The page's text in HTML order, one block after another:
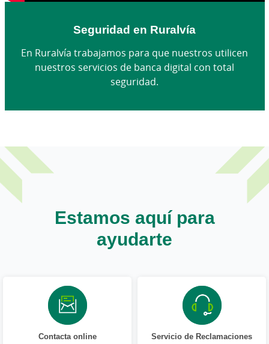
Seguridad en Ruralvía
En Ruralvía trabajamos para que nuestros utilicen
nuestros servicios de banca digital con total
seguridad.
Estamos aquí para
ayudarte
Contacta online Servicio de Reclamaciones